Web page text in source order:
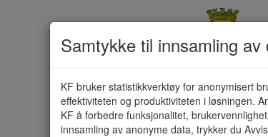
Motorferdsel i
Samtykke til innsamling
KF bruker statistikkverktøy for anonymisert
effektiviteten og produktiviteten i løsningen.
KF å forbedre funksjonalitet,
innsamling av anonyme data, trykker du